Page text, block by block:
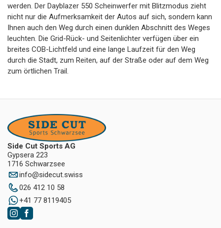
werden. Der Dayblazer 550 Scheinwerfer mit Blitzmodus zieht
nicht nur die Aufmerksamkeit der Autos auf sich, sondern kann
Ihnen auch den Weg durch einen dunklen Abschnitt des Weges
leuchten. Die Grid-Rück- und Seitenlichter verfügen über ein
breites COB-Lichtfeld und eine lange Laufzeit für den Weg
durch die Stadt, zum Reiten, auf der Straße oder auf dem Weg
zum örtlichen Trail.
Side Cut Sports AG
Gypsera 223
1716 Schwarzsee
info@sidecut.swiss
026 412 10 58
+41 77 8119405